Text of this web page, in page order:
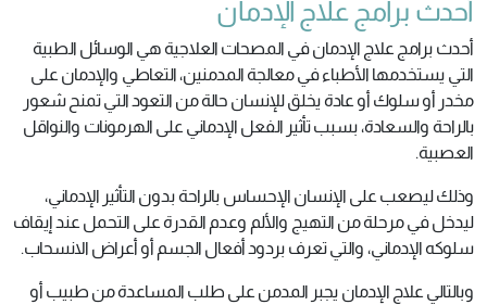
أحدث برامج علاج الإدمان
أحدث برامج علاج الإدمان في المصحات العلاجية هي الوسائل الطبية
التي يستخدمها الأطباء في معالجة المدمنين، التعاطي والإدمان على
مخدر أو سلوك أو عادة يخلق للإنسان حالة من التعود التي تمنح شعور
بالراحة والسعادة، بسبب تأثير الفعل الإدماني على الهرمونات والنواقل
العصبية.
وذلك ليصعب على الإنسان الإحساس بالراحة بدون التأثير الإدماني،
ليدخل في مرحلة من التهيج والألم وعدم القدرة على التحمل عند إيقاف
سلوكه الإدماني، والتي تعرف بردود أفعال الجسم أو أعراض الانسحاب.
وبالتالي علاج الإدمان يجبر المدمن على طلب المساعدة من طبيب أو